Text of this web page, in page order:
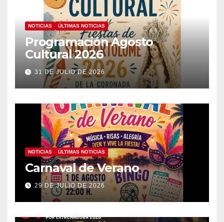
NOTICIAS ÚLTIMAS NOTICIAS
Programación Agosto
Cultural 2026
31 DE JULIO DE 2026
NOTICIAS ÚLTIMAS NOTICIAS
Carnaval de Verano
29 DE JULIO DE 2026